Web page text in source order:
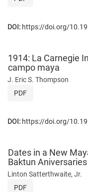
DOI: https://doi.org/
1914: La Carnegie
campo maya
J. Eric S. Thompson
PDF
DOI: https://doi.org/
Dates in a New
Baktun Aniversaries
Linton Satterthwaite, Jr.
PDF